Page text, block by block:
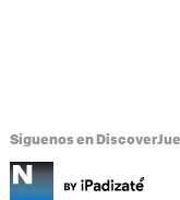
Síguenos en Discover